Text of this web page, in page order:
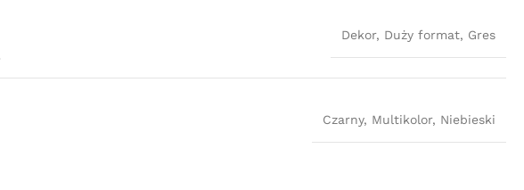
Dekor, Duży format, Gres
Czarny, Multikolor, Niebieski